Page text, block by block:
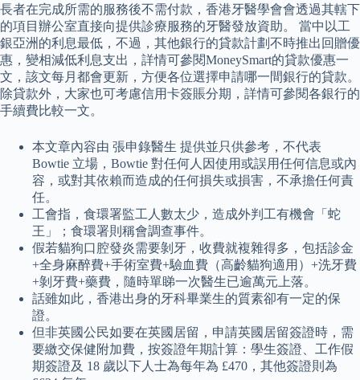
長者在完成所需的服務後不需付款，香港牙醫學會會透過其轄下
的項目辦公室直接向提供診療服務的牙醫發放資助。 當中以工
銀亞洲的利息最低，不過，其他銀行的貸款計劃不時推出回贈優
惠，變相減低利息支出，詳情可參閱MoneySmart的貸款優惠一
文，該文每月都會更新，方便各位選擇申請哪一間銀行的貸款。
除貸款外，大家也可考慮信用卡簽賬分期，詳情可參閱各銀行的
手續費比較一文。
本文章內容由 張申錄醫生 提供並只供參考，不代表
Bowtie 立場，Bowtie 對任何人因使用或誤用任何信息或內
容，或對其依賴而造成的任何損失或損害，不承擔任何責
任。
工會指，食環署監工人數太少，造成外判工有機會「蛇
王」；食環署則稱會調查事件。
假若貓狗口腔發炎需要剝牙，收費就複雜得多，包括診金
+全身麻醉費+手術室費+驗血費（高齡貓狗適用）+洗牙費
+剝牙費+藥費，隨時單睇一次醫生已逾萬元上落。
話雖如此，香港出身的牙科畢業生的質素卻有一定的保
證。
但非英國公民如要在英國居留，申請英國居留簽證時，需
要繳交保健附加費，按簽證年期計算：學生簽證、工作假
期簽證及 18 歲以下人士為每年為 £470，其他簽證則為